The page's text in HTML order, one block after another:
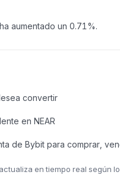
aumentado un 0.71%.
convertir
en NEAR
de Bybit para comprar,
en tiempo real según